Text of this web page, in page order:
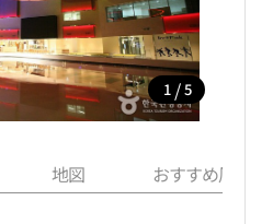
1 / 5
地図 おすすめ周辺